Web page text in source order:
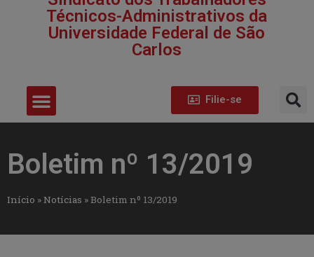
Técnicos-Administrativos da
Universidade Federal de São
Carlos​
Filie-se
Boletim nº 13/2019
Início »Notícias »Boletim nº 13/2019